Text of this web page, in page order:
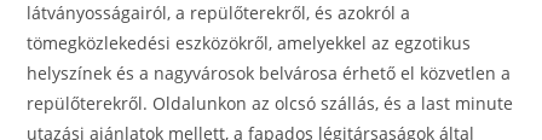
látványosságairól, a repülőterekről, és azokról a
tömegközlekedési eszközökről, amelyekkel az egzotikus
helyszínek és a nagyvárosok belvárosa érhető el közvetlen a
repülőterekről. Oldalunkon az olcsó szállás, és a last minute
utazási ajánlatok mellett, a fapados légitársaságok által